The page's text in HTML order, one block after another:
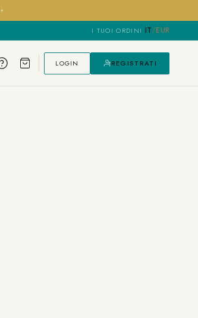
I TUOI ORDINI·IT/EUR
LOGIN REGISTRATI